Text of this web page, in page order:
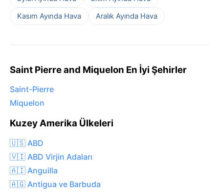
Kasım Ayında Hava
Aralık Ayında Hava
Saint Pierre and Miquelon En İyi Şehirler
Saint-Pierre
Miquelon
Kuzey Amerika Ülkeleri
🇺🇸 ABD
🇻🇮 ABD Virjin Adaları
🇦🇮 Anguilla
🇦🇬 Antigua ve Barbuda